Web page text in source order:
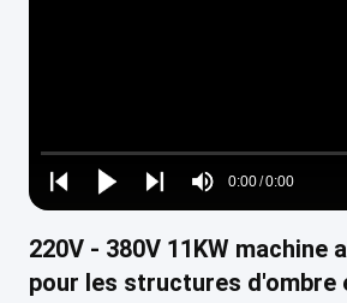
Play
Play
Play
Mute
Time
0:00/0:00
Loaded:
0%
220V - 380V 11KW
pour les structures d'ombre